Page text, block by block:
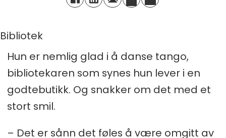
Bibliotek
Hun er nemlig glad i å danse tango,
bibliotekaren som synes hun lever i en
godtebutikk. Og snakker om det med et
stort smil.
– Det er sånn det føles å være omgitt av